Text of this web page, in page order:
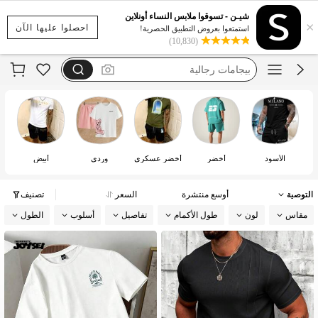
احصلوا عليها الآن ×
شيـن - تسوقوا ملابس النساء أونلاين
استمتعوا بعروض التطبيق الحصرية!
(10,830)
بجامات رجالي صيفي
بيجامات رجالية
بجامات رجاليه
طقم شورت رجالي
الأسود أخضر أخضر عسكري وردي أبيض
التوصية أوسع منتشرة السعر تصنيف
مقاس لون طول الأكمام تفاصيل أسلوب الطول